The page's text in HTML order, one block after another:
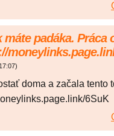
máte padáka. Práca
)
doma a začala tento
6SuK